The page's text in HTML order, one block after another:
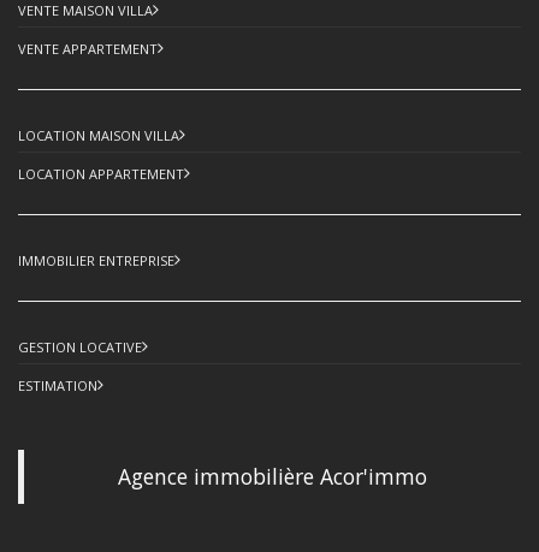
VENTE MAISON VILLA
VENTE APPARTEMENT
LOCATION MAISON VILLA
LOCATION APPARTEMENT
IMMOBILIER ENTREPRISE
GESTION LOCATIVE
ESTIMATION
Agence immobilière Acor'immo